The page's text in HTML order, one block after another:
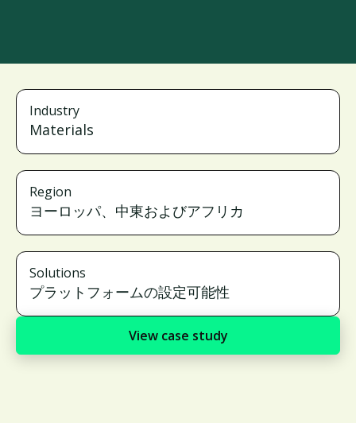
Industry
Materials
Region
ヨーロッパ、中東およびアフリカ
Solutions
プラットフォームの設定可能性
View case study